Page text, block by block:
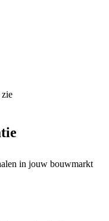
in jouw bouwmarkt